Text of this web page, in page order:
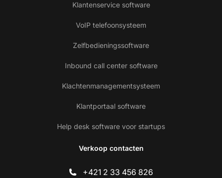
Klantenservice software
VoIP telefoonsysteem
Zelfbedieningssoftware
Inbound call center software
Klachtenmanagementsysteem
Klantportaal software
Help desk software voor startups
Verkoop contacten
+421 2 33 456 826